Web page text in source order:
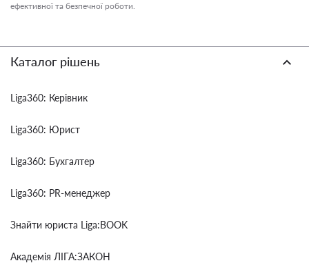
ефективної та безпечної роботи.
Каталог рішень
Liga360: Керівник
Liga360: Юрист
Liga360: Бухгалтер
Liga360: PR-менеджер
Знайти юриста Liga:BOOK
Академія ЛІГА:ЗАКОН